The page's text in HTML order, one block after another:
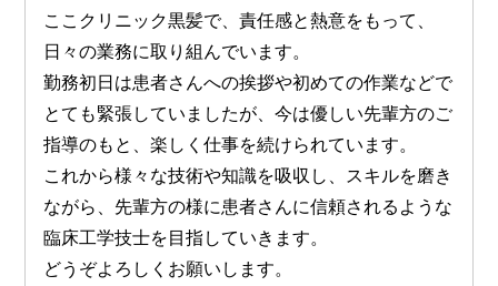
ここクリニック黒髪で、責任感と熱意をもって、
日々の業務に取り組んでいます。
勤務初日は患者さんへの挨拶や初めての作業などで
とても緊張していましたが、今は優しい先輩方のご
指導のもと、楽しく仕事を続けられています。
これから様々な技術や知識を吸収し、スキルを磨き
ながら、先輩方の様に患者さんに信頼されるような
臨床工学技士を目指していきます。
どうぞよろしくお願いします。